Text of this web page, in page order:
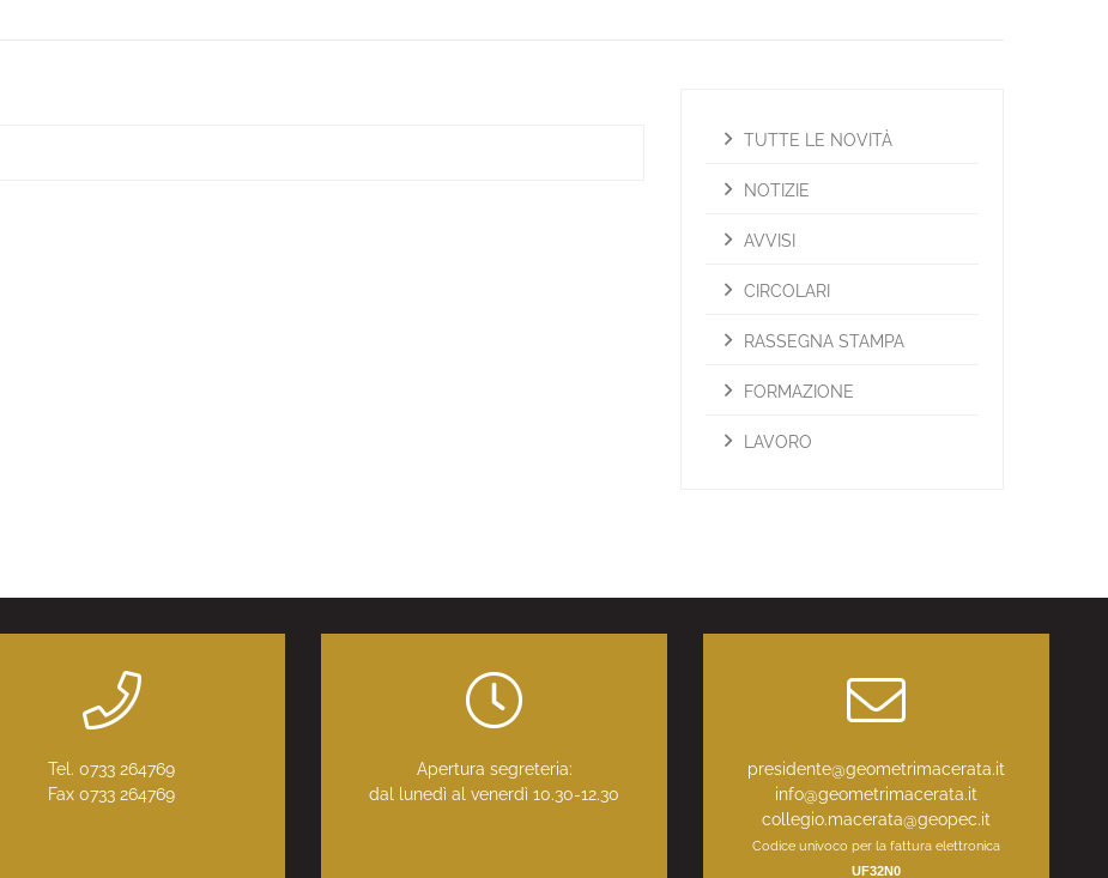
TUTTE LE NOVITÀ
NOTIZIE
AVVISI
CIRCOLARI
RASSEGNA STAMPA
FORMAZIONE
LAVORO
Tel. 0733 264769
Fax 0733 264769
Apertura segreteria:
dal lunedì al venerdì 10.30-12.30
presidente@geometrimacerata.it
info@geometrimacerata.it
collegio.macerata@geopec.it
Codice univoco per la fattura elettronica
UF32N0